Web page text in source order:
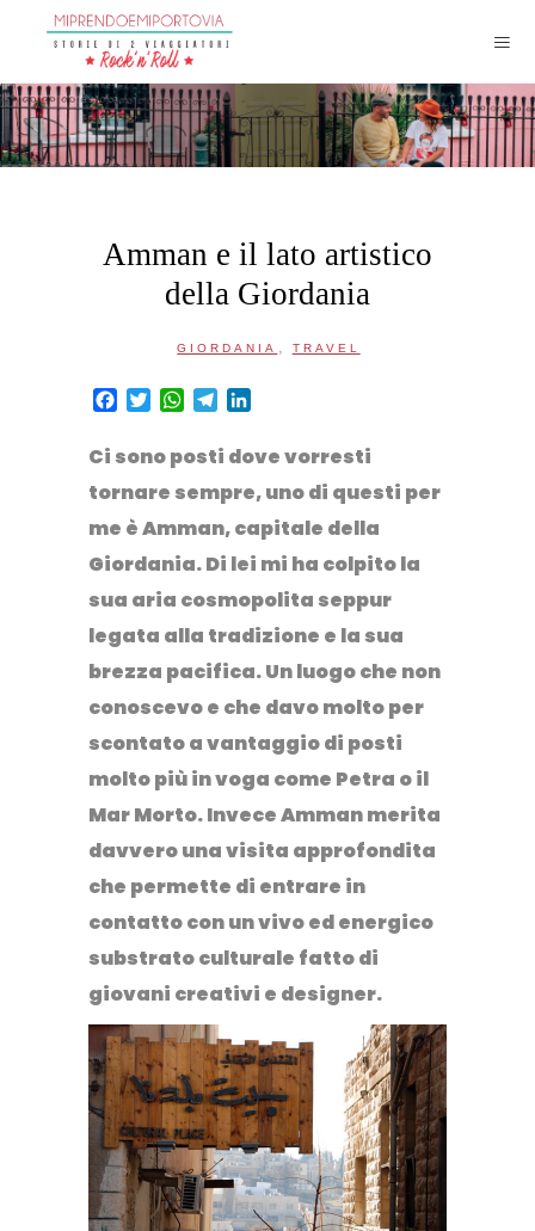
Amman e il lato artistico
della Giordania
GIORDANIA , TRAVEL
Facebook
TwitterWhatsApp
Telegram
Ci sono posti dove vorresti
tornare sempre, uno di questi per
me è Amman, capitale della
Giordania. Di lei mi ha colpito la
sua aria cosmopolita seppur
legata alla tradizione e la sua
brezza pacifica. Un luogo che non
conoscevo e che davo molto per
scontato a vantaggio di posti
molto più in voga come Petra o il
Mar Morto. Invece Amman merita
davvero una visita approfondita
che permette di entrare in
contatto con un vivo ed energico
substrato culturale fatto di
giovani creativi e designer.